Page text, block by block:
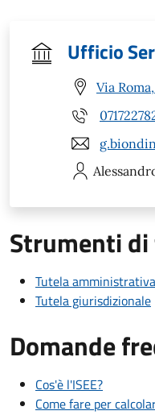
Ufficio
Via
Strumenti
Tutela amministrativa
Tutela giurisdizionale
Domande
Cos'è l'ISEE?
Come fare per